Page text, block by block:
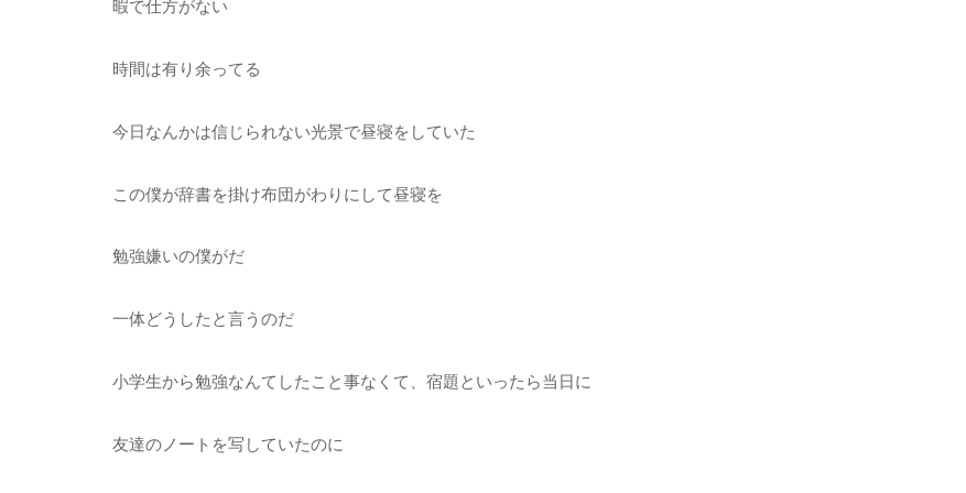
暇で仕方がない
時間は有り余ってる
今日なんかは信じられない光景で昼寝をしていた
この僕が辞書を掛け布団がわりにして昼寝を
勉強嫌いの僕がだ
一体どうしたと言うのだ
小学生から勉強なんてしたこと事なくて、宿題といったら当日に
友達のノートを写していたのに